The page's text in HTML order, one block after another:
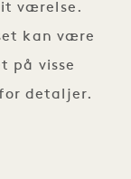
værelse.
kan være
på visse
detaljer.